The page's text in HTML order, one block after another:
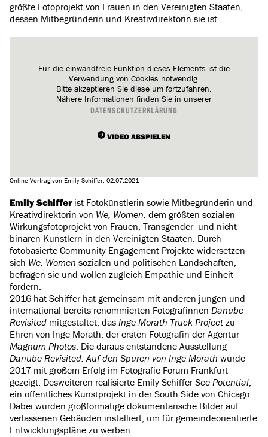
größte Fotoprojekt von Frauen in den Vereinigten Staaten,
dessen Mitbegründerin und Kreativdirektorin sie ist.
Für die einwandfreie Funktion dieses Elements ist die
Verwendung von Cookies notwendig.
Bitte akzeptieren Sie diese um fortzufahren.
Nähere Informationen finden Sie in unserer
DATENSCHUTZERKLÄRUNG
VIDEO ABSPIELEN
Online-Vortrag von Emily Schiffer, 02.07.2021
Emily Schiffer ist Fotokünstlerin sowie Mitbegründerin und
Kreativdirektorin von We, Women, dem größten sozialen
Wirkungsfotoprojekt von Frauen, Transgender- und nicht-
binären Künstlern in den Vereinigten Staaten. Durch
fotobasierte Community-Engagement-Projekte widersetzen
sich We, Women sozialen und politischen Landschaften,
befragen sie und wollen zugleich Empathie und Einheit
fördern.
2016 hat Schiffer hat gemeinsam mit anderen jungen und
international bereits renommierten Fotografinnen Danube
Revisited mitgestaltet, das Inge Morath Truck Project zu
Ehren von Inge Morath, der ersten Fotografin der Agentur
Magnum Photos. Die daraus entstandene Ausstellung
Danube Revisited. Auf den Spuren von Inge Morath wurde
2017 mit großem Erfolg im Fotografie Forum Frankfurt
gezeigt. Desweiteren realisierte Emily SchifferSee Potential,
ein öffentliches Kunstprojekt in der South Side von Chicago:
Dabei wurden großformatige dokumentarische Bilder auf
verlassenen Gebäuden installiert, um für gemeindeorientierte
Entwicklungspläne zu werben.